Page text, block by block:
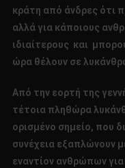
κράτη από άνδρες ότι
αλλά για κάποιους
ιδιαίτερους και
ώρα θέλουν σε
Από την εορτή της
τέτοια πληθώρα
ορισμένο σημείο, που
συνέχεια εξαπλώνουν
εναντίον ανθρώπων